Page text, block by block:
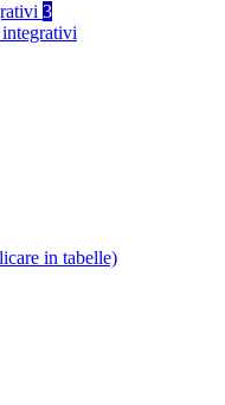
3
in tabelle)